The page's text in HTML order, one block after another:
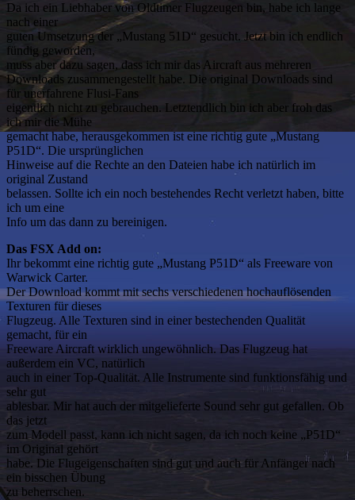
Da ich ein Liebhaber von Oldtimer Flugzeugen bin, habe ich lange
nach einer
guten Umsetzung der „Mustang 51D“ gesucht. Jetzt bin ich endlich
fündig geworden,
muss aber dazu sagen, dass ich mir das Aircraft aus mehreren
Downloads zusammengestellt habe. Die original Downloads sind
für unerfahrene Flusi-Fans
eigentlich nicht zu gebrauchen. Letztendlich bin ich aber froh das
ich mir die Mühe
gemacht habe, herausgekommen ist eine richtig gute „Mustang
P51D“. Die ursprünglichen
Hinweise auf die Rechte an den Dateien habe ich natürlich im
original Zustand
belassen. Sollte ich ein noch bestehendes Recht verletzt haben, bitte
ich um eine
Info um das dann zu bereinigen.
Das FSX Add on:
Ihr bekommt eine richtig gute „Mustang P51D“ als Freeware von
Warwick Carter.
Der Download kommt mit sechs verschiedenen hochauflösenden
Texturen für dieses
Flugzeug. Alle Texturen sind in einer bestechenden Qualität
gemacht, für ein
Freeware Aircraft wirklich ungewöhnlich. Das Flugzeug hat
außerdem ein VC, natürlich
auch in einer Top-Qualität. Alle Instrumente sind funktionsfähig und
sehr gut
ablesbar. Mir hat auch der mitgelieferte Sound sehr gut gefallen. Ob
das jetzt
zum Modell passt, kann ich nicht sagen, da ich noch keine „P51D“
im Original gehört
habe. Die Flugeigenschaften sind gut und auch für Anfänger nach
ein bisschen Übung
zu beherrschen.